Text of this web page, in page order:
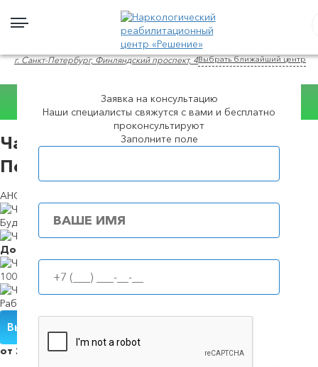
г. Санкт-Петербург, Финляндский проспект, 4Выбрать ближайший центр
Консультация WhatsApp
Частный вытрезвитель в в Санкт-
Петербурге
АНОНИМНЫЙ ЦЕНТР ЛЕЧЕНИЯ ЗАВИСИМОСТЕЙ
Будем в течение39 минут
Доступные
100% анонимность
Работаем
Вызвать нарколога
от 2000 руб./сутки
Заявка на консультацию
Наши специалисты свяжутся с вами и бесплатно
проконсультируют
Заполните поле